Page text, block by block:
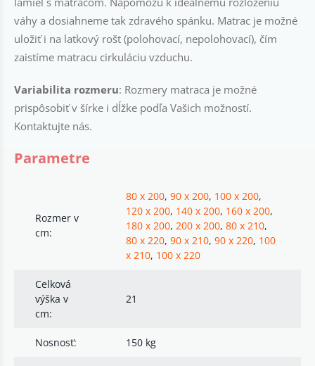
váhy a dosiahneme tak zdravého spánku. Matrac je možné
uložiť i na latkový rošt (polohovací, nepolohovací), čím
zaistíme matracu cirkuláciu vzduchu.
Variabilita rozmeru: Rozmery matraca je možné
prispôsobiť v šírke i dĺžke podľa Vašich možností.
Kontaktujte nás.
Parametre
Rozmer v
cm:
80 x 200, 90 x 200, 100 x 200,
120 x 200, 140 x 200, 160 x 200,
180 x 200, 200 x 200, 80 x 210,
80 x 220, 90 x 210, 90 x 220, 100
x 210, 100 x 220
Celková
výška v
cm:
21
Nosnosť: 150 kg